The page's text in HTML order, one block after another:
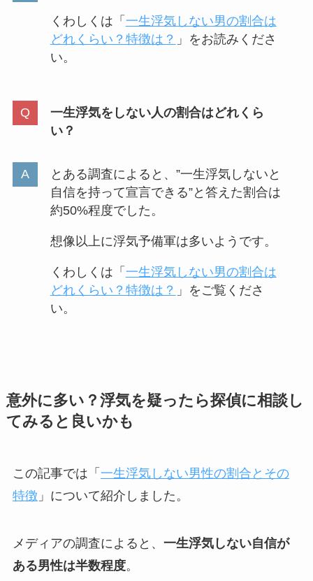
くわしくは「 一生浮気しない男の割合は
どれくらい？特徴は？ 」をお読みくださ
い。
一生浮気をしない人の割合はどれくら
い？
とある調査によると、”一生浮気しないと
自信を持って宣言できる”と答えた割合は
約50%程度でした。
想像以上に浮気予備軍は多いようです。
くわしくは「 一生浮気しない男の割合は
どれくらい？特徴は？ 」をご覧くださ
い。
意外に多い？浮気を疑ったら探偵に相談し
てみると良いかも
この記事では「 一生浮気しない男性の割合とその
特徴 」について紹介しました。
メディアの調査によると、 一生浮気しない自信が
ある男性は半数程度。